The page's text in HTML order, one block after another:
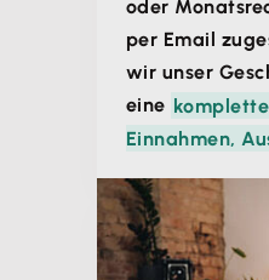
oder
per Email
wir unser
eine
Einnahmen,